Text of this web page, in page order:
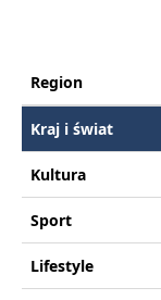
Region
Kraj i świat
Kultura
Sport
Lifestyle